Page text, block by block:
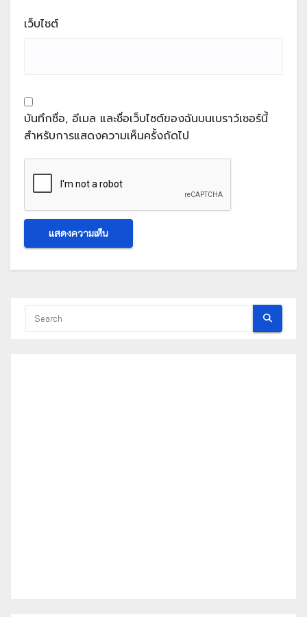
เว็บไซต์
บันทึกชื่อ, อีเมล และชื่อเว็บไซต์ของฉันบนเบราว์เซอร์นี้
สำหรับการแสดงความเห็นครั้งถัดไป